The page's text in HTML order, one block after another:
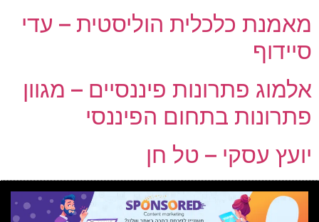
מאמנת כלכלית הוליסטית – עדי
סיידוף
אלמוג פתרונות פיננסיים – מגוון
פתרונות בתחום הפיננסי
יועץ עסקי – טל חן